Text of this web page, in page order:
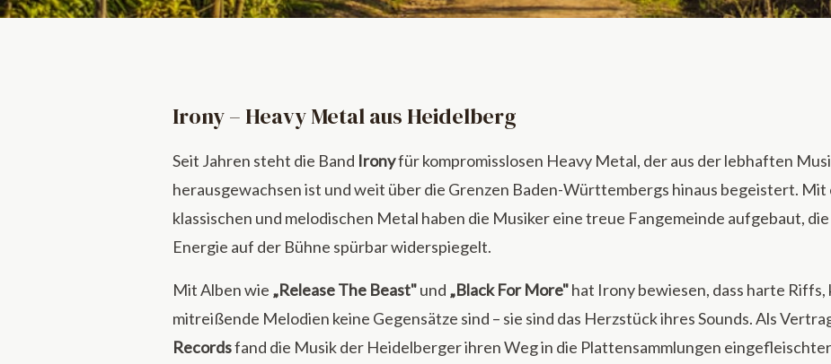
Ironyweb.de war die offizielle Website der deutschen Heavy-Metal-Band Irony aus Heidelberg.
Irony – Heavy Metal aus Heidelberg
Seit Jahren steht die Band Ironyfür kompromisslosen Heavy Metal, der aus der lebhaften
herausgewachsen ist und weit über die Grenzen Baden-Württembergs hinaus begeistert.
klassischen und melodischen Metal haben die Musiker eine treue Fangemeinde aufgebaut,
Energie auf der Bühne spürbar widerspiegelt.
Mit Alben wie „Release The Beast"und „Black For More"hat Irony bewiesen, dass harte
mitreißende Melodien keine Gegensätze sind – sie sind das Herzstück ihres Sounds. Als
Recordsfand die Musik der Heidelberger ihren Weg in die Plattensammlungen